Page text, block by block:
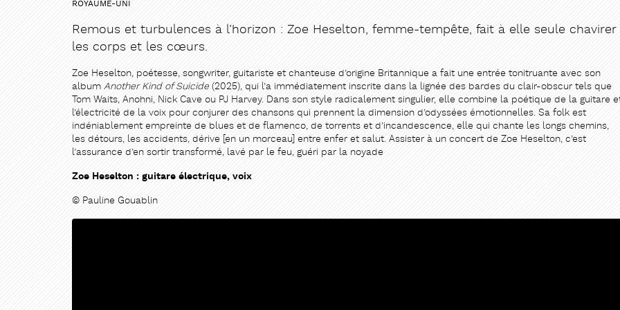
ROYAUME-UNI
Remous et turbulences à l’horizon : Zoe Heselton, femme-tempête, fait à elle seule chavirer
les corps et les cœurs.
Zoe Heselton, poétesse, songwriter, guitariste et chanteuse d’origine Britannique a fait une entrée tonitruante avec son
album Another Kind of Suicide(2025), qui l’a immédiatement inscrite dans la lignée des bardes du clair-obscur tels que
Tom Waits, Anohni, Nick Cave ou PJ Harvey. Dans son style radicalement singulier, elle combine la poétique de la guitare
l’électricité de la voix pour conjurer des chansons qui prennent la dimension d’odyssées émotionnelles. Sa folk est
indéniablement empreinte de blues et de flamenco, de torrents et d’incandescence, elle qui chante les longs chemins,
les détours, les accidents, dérive [en un morceau] entre enfer et salut. Assister à un concert de Zoe Heselton, c’est
l’assurance d’en sortir transformé, lavé par le feu, guéri par la noyade
Zoe Heselton : guitare électrique, voix
© Pauline Gouablin